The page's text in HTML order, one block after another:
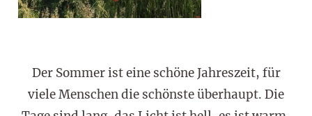
Der Sommer ist eine schöne Jahreszeit, für
viele Menschen die schönste überhaupt. Die